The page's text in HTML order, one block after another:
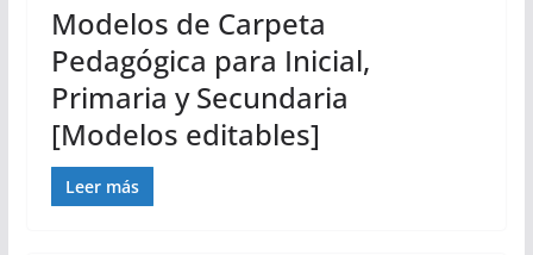
Modelos de Carpeta
Pedagógica para Inicial,
Primaria y Secundaria
[Modelos editables]
Leer más